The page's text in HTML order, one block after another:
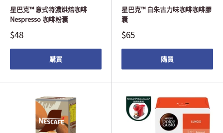
星巴克™ 意式特濃烘焙咖啡
Nespresso 咖啡粉囊
$48
購買
星巴克™ 白朱古力味咖啡咖啡膠
囊
$65
購買